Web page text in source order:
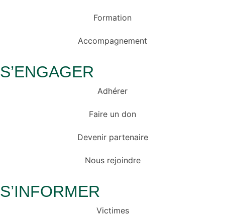
Formation
Accompagnement
S’ENGAGER
Adhérer
Faire un don
Devenir partenaire
Nous rejoindre
S’INFORMER
Victimes